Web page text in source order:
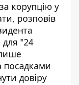
корупцію у
розповів
"24
посадками
довіру